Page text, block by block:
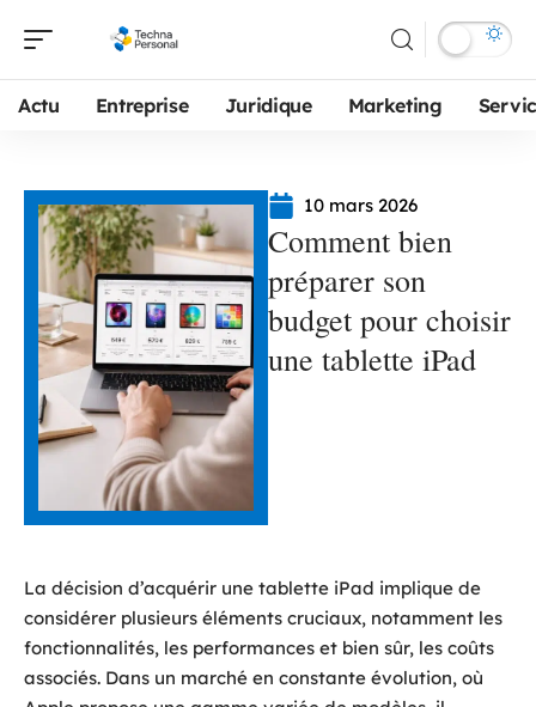
Actu Entreprise Juridique Marketing
10 mars 2026
Comment bien
préparer son
budget pour choisir
une tablette iPad
La décision d’acquérir une tablette iPad implique de
considérer plusieurs éléments cruciaux, notamment les
fonctionnalités, les performances et bien sûr, les coûts
associés. Dans un marché en constante évolution, où